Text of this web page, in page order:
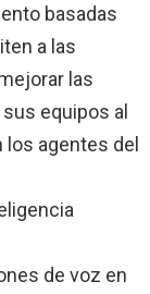
basadas
a las
las
equipos al
los agentes del
de voz en